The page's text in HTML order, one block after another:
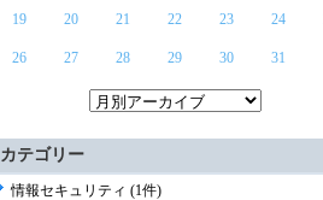
19 20 21 22 23 24
26 27 28 29 30 31
カテゴリー
情報セキュリティ (1件)